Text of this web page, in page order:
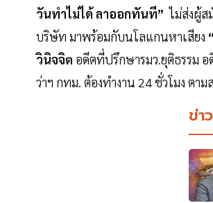
วันทำไม่ได้ ลาออกทันที” ไม่ส่งผู้ส
บริษัท มาพร้อมกับนโลแกนหาเสียง
วินิจจิต อดีตที่ปรึกษารมว.ยุติธรรม
ว่าฯ กทม. ต้องทำงาน 24 ชั่วโมง ตา
ข่า